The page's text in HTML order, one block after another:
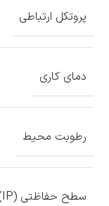
پروتکل ارتباطی
دمای کاری
رطوبت محیط
سطح حفاظتی (IP)